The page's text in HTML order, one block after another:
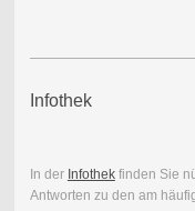
Infothek
In der Infothekfinden Sie
Antworten zu den am